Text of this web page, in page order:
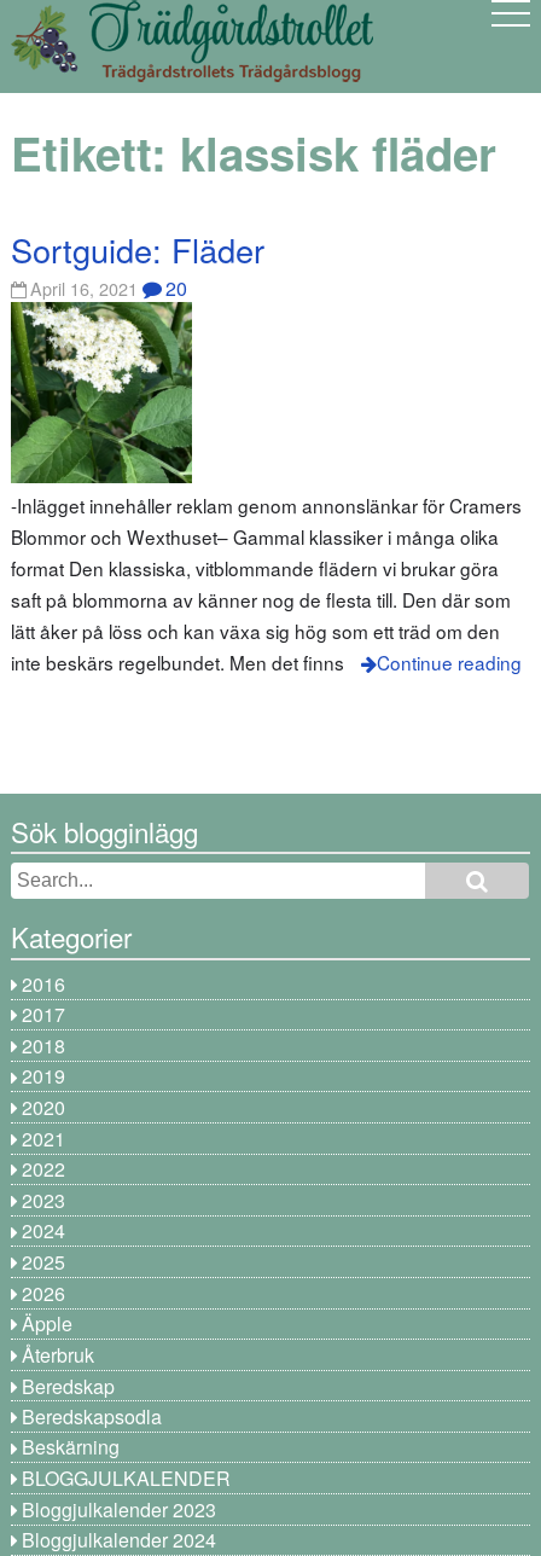
Etikett: klassisk fläder
Sortguide: Fläder
April 16, 2021 20
-Inlägget innehåller reklam genom annonslänkar för Cramers
Blommor och Wexthuset– Gammal klassiker i många olika
format Den klassiska, vitblommande flädern vi brukar göra
saft på blommorna av känner nog de flesta till. Den där som
lätt åker på löss och kan växa sig hög som ett träd om den
inte beskärs regelbundet. Men det finns
Continue reading
Sök blogginlägg
Kategorier
2016
2017
2018
2019
2020
2021
2022
2023
2024
2025
2026
Äpple
Återbruk
Beredskap
Beredskapsodla
Beskärning
BLOGGJULKALENDER
Bloggjulkalender 2023
Bloggjulkalender 2024